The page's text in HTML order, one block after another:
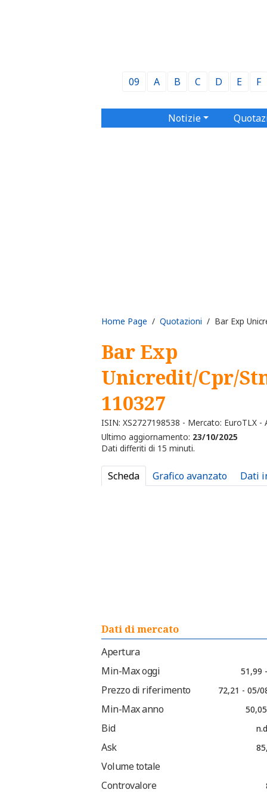
09 A B C D E F
Notizie
Home Page / Quotazioni / Bar Exp
Bar Exp
Unicredit/Cpr/
110327
ISIN: XS2727198538 - Mercato: EuroTLX -
Ultimo aggiornamento: 23/10/2025
Dati differiti di 15 minuti.
Scheda Grafico avanzato Dati
Dati di mercato
Apertura
Min-Max oggi
51,99
Prezzo di riferimento 72,21 - 05/
Min-Max anno
Bid
Ask
Volume totale
Controvalore